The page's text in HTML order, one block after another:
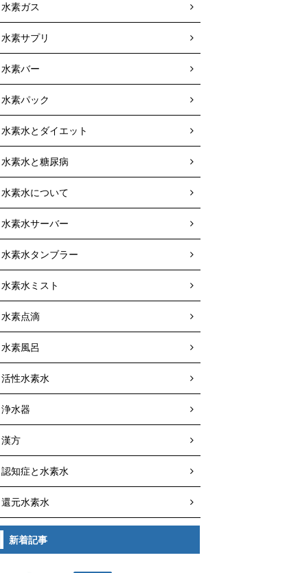
水素ガス
水素サプリ
水素バー
水素パック
水素水とダイエット
水素水と糖尿病
水素水について
水素水サーバー
水素水タンブラー
水素水ミスト
水素点滴
水素風呂
活性水素水
浄水器
漢方
認知症と水素水
還元水素水
新着記事